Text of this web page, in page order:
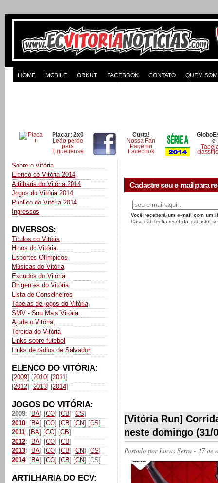
HOME MOBILE ORKUT FACEBOOK CONTATO QUEM
Placar: 2x0
Leão perde
para
Figueirense
Curta!
Nossa Fan
Page no
Facebook
e
Sobre o Vitória
Elenco do Vitória 2014
Artilharia do Vitória 2014
Jogos do Vitória 2014
Público do Vitória 2014
Ingressos
DIVERSOS:
Títulos do Vitória
Hinos do Vitória
Esportes Olímpicos
Músicas do Vitória
Escudos do Vitória
Dirigentes do Vitória
Lista de Conselheiros
Tabelas de jogos do Vitória
SMV - Sou Mais Vitória
Ajude o Vitória!
Torcida do Vitória
Links sobre futebol
Links de rádios de Salvador
ELENCO DO VITÓRIA:
[2009] [2010] [2011]
[2012] [2013] [2014]
JOGOS DO VITÓRIA:
2009: [BA] [CO] [CB] [CS]
2010: [BA] [CO] [CB] [CN] [CS]
2011: [BA] [CO] [CB]
2012: [BA] [CO] [CB]
2013: [BA] [CO] [CB] [CN] [CS]
2014: [BA] [CO] [CB] [CN] [CS]
ARTILHARIA DO ECV:
Cadastre seu e-mail para
Você receberá um e-mail com um
Caso não tenha recebido, cadastre-
[Vitória Run]
neste domingo (31/
Postado porLucas Serra - 27 de